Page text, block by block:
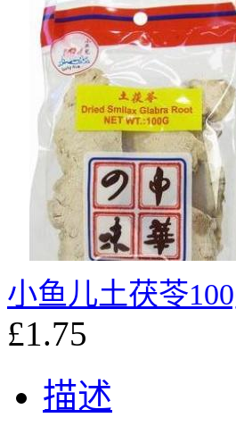
小鱼儿土茯苓
£1.75
描述